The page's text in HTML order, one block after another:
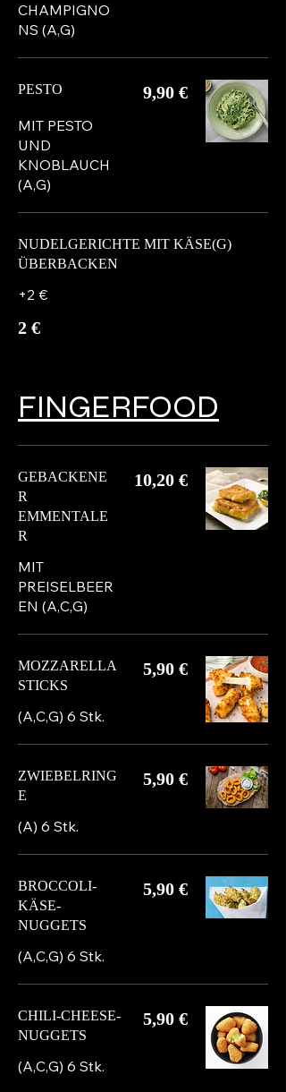
CHAMPIGNO
NS (A,G)
PESTO
MIT PESTO
UND
KNOBLAUCH
(A,G)
9,90 €
NUDELGERICHTE MIT KÄSE(G)
ÜBERBACKEN
+2 €
2 €
FINGERFOOD
GEBACKENE
R
EMMENTALE
R
MIT
PREISELBEER
EN (A,C,G)
10,20 €
MOZZARELLA
STICKS
(A,C,G) 6 Stk.
5,90 €
ZWIEBELRING
E
(A) 6 Stk.
5,90 €
BROCCOLI-
KÄSE-
NUGGETS
(A,C,G) 6 Stk.
5,90 €
CHILI-CHEESE-
NUGGETS
(A,C,G) 6 Stk.
5,90 €